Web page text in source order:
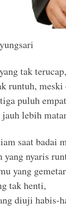
tak terucap,
runtuh, meski
puluh
lebih
saat badai
yang nyaris
yang
tak henti,
diuji habis-